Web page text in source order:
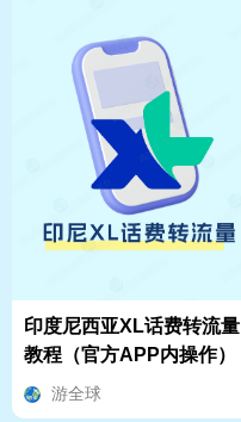
印度尼西亚XL话费转流量
教程（官方APP内操作）
游全球